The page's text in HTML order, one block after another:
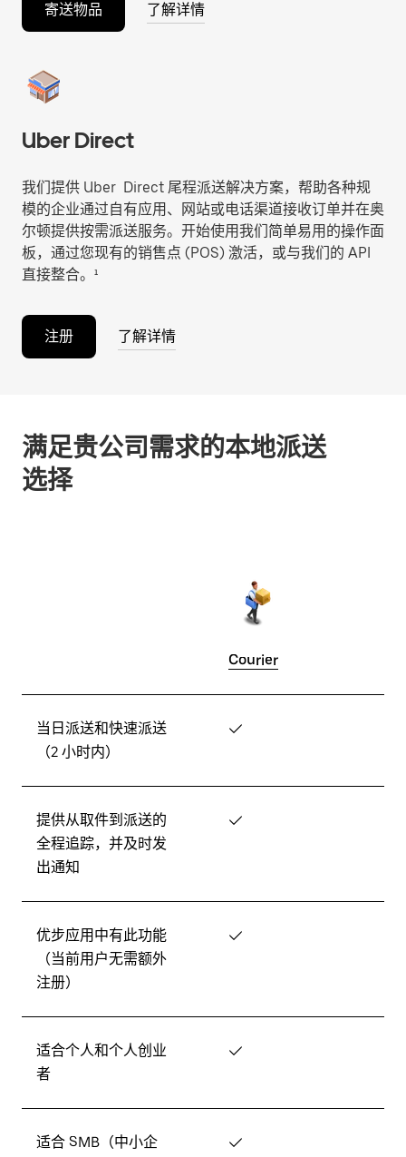
寄送物品 了解详情
Uber Direct
我们提供 Uber Direct 尾程派送解决方案，帮助各种规
模的企业通过自有应用、网站或电话渠道接收订单并在奥
尔顿提供按需派送服务。开始使用我们简单易用的操作面
板，通过您现有的销售点 (POS) 激活，或与我们的 API
直接整合。¹
注册 了解详情
满足贵公司需求的本地派送
选择
Courier
当日派送和快速派送
（2 小时内）
✓
提供从取件到派送的
全程追踪，并及时发
出通知
✓
优步应用中有此功能
（当前用户无需额外
注册）
✓
适合个人和个人创业
者
✓
适合 SMB（中小企 ✓